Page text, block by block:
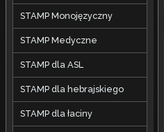
STAMP Monojęzyczny
STAMP Medyczne
STAMP dla ASL
STAMP dla hebrajskiego
STAMP dla łaciny